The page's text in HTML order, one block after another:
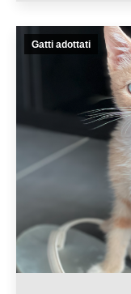
Gatti adottati